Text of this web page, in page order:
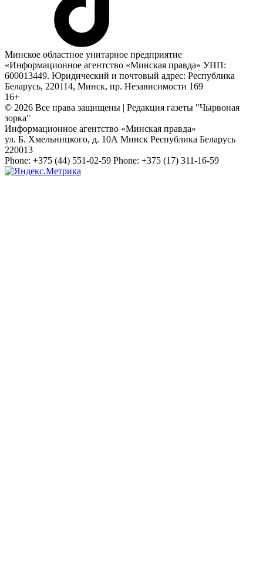
Минское областное унитарное предприятие
«Информационное агентство «Минская правда» УНП:
600013449. Юридический и почтовый адрес: Республика
Беларусь, 220114, Минск, пр. Независимости 169
16+
© 2026 Все права защищены | Редакция газеты "Чырвоная
зорка"
Информационное агентство «Минская правда»
ул. Б. Хмельницкого, д. 10А Минск Республика Беларусь
220013
Phone: +375 (44) 551-02-59 Phone: +375 (17) 311-16-59